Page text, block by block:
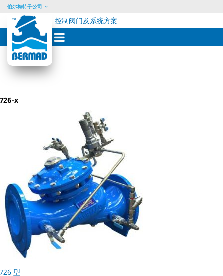
Skip
content
伯尔梅特子公司
控制阀门及系统方案
726-x
Post
726 型